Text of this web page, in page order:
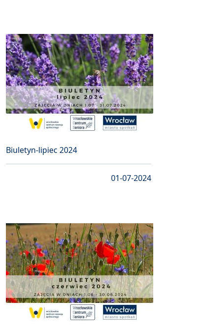
Biuletyn-lipiec 2024
01-07-2024